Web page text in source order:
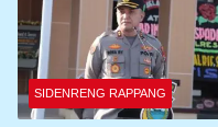
SIDENRENG RAPPANG